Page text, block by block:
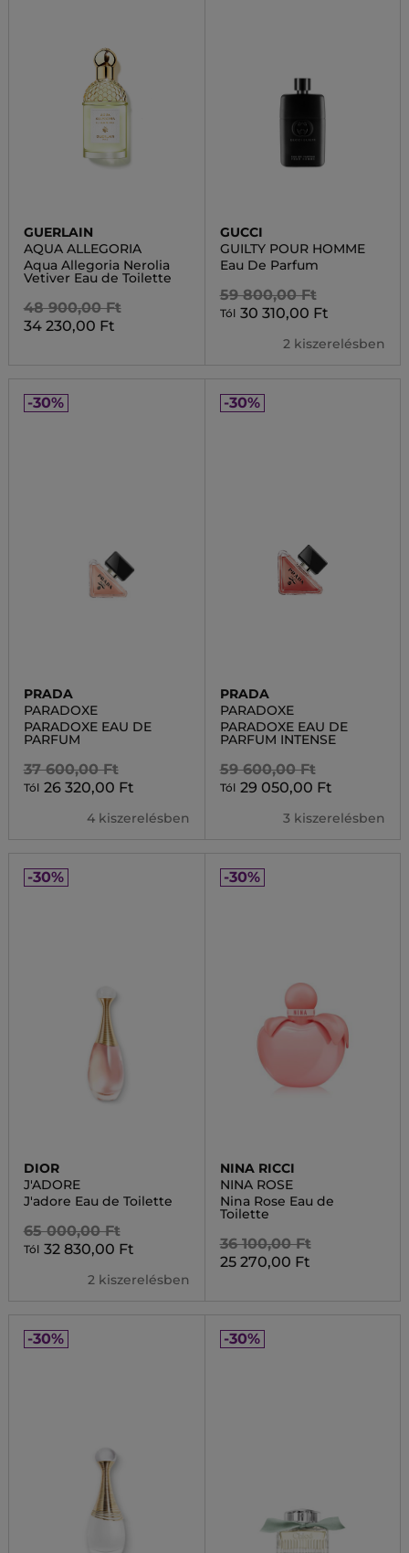
GUERLAIN
AQUA ALLEGORIA
Aqua Allegoria Nerolia
Vetiver Eau de Toilette
48 900,00 Ft
34 230,00 Ft
GUCCI
GUILTY POUR HOMME
Eau De Parfum
59 800,00 Ft
Tól 30 310,00 Ft
2 kiszerelésben
-30%
PRADA
PARADOXE
PARADOXE EAU DE
PARFUM
37 600,00 Ft
Tól 26 320,00 Ft
4 kiszerelésben
-30%
PRADA
PARADOXE
PARADOXE EAU DE
PARFUM INTENSE
59 600,00 Ft
Tól 29 050,00 Ft
3 kiszerelésben
-30%
DIOR
J'ADORE
J'adore Eau de Toilette
65 000,00 Ft
Tól 32 830,00 Ft
2 kiszerelésben
-30%
NINA RICCI
NINA ROSE
Nina Rose Eau de
Toilette
36 100,00 Ft
25 270,00 Ft
-30% -30%